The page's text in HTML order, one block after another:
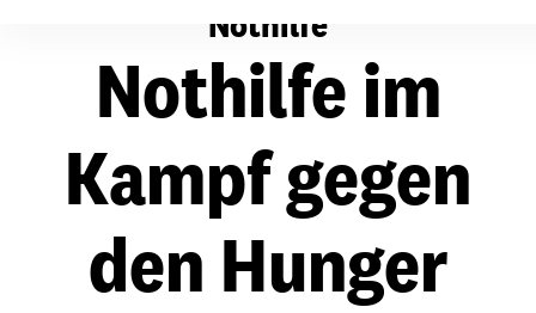
Nothilfe
Nothilfe im
Kampf gegen
den Hunger